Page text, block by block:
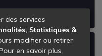
des services
Statistiques &
modifier ou retirer
en savoir plus,